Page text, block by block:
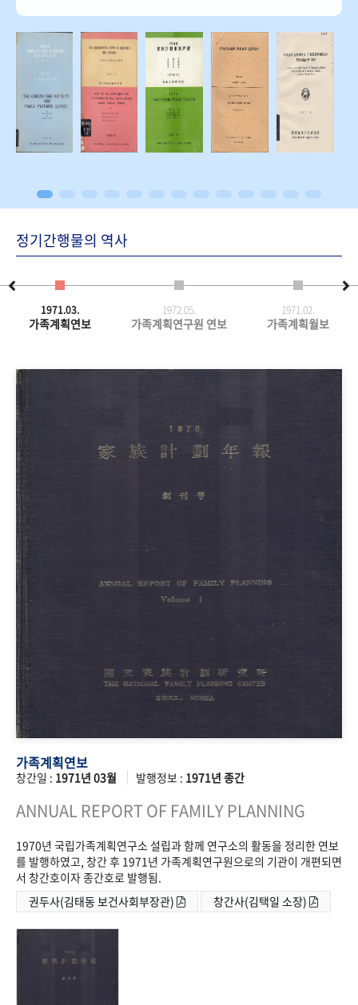
정기간행물의 역사
1971.03.
가족계획연보
1972.05.
가족계획연구원 연보
1971.02.
가족계획월보
가족계획연보
창간일 : 1971년 03월 발행정보 : 1971년 종간
ANNUAL REPORT OF FAMILY PLANNING
1970년 국립가족계획연구소 설립과 함께 연구소의 활동을 정리한 연보
를 발행하였고, 창간 후 1971년 가족계획연구원으로의 기관이 개편되면
서 창간호이자 종간호로 발행됨.
권두사(김태동 보건사회부장관)
창간사(김택일 소장)